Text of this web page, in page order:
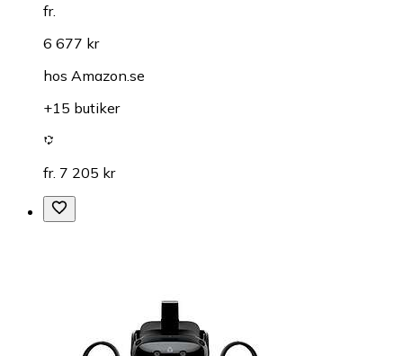
fr.
6 677 kr
hos Amazon.se
+15 butiker
fr. 7 205 kr